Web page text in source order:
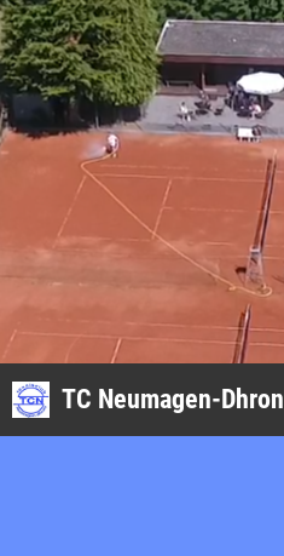
TC Neumagen-Dhron